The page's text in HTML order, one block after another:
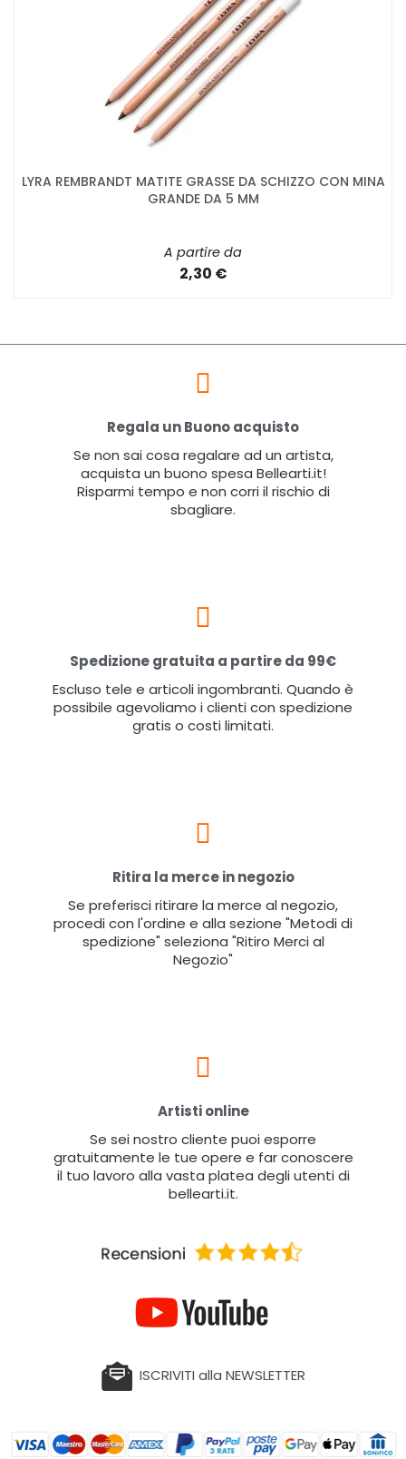
LYRA REMBRANDT MATITE GRASSE DA SCHIZZO CON MINA
GRANDE DA 5 MM
A partire da
2,30 €
Regala un Buono acquisto
Se non sai cosa regalare ad un artista,
acquista un buono spesa Bellearti.it!
Risparmi tempo e non corri il rischio di
sbagliare.
Spedizione gratuita a partire da 99€
Escluso tele e articoli ingombranti. Quando è
possibile agevoliamo i clienti con spedizione
gratis o costi limitati.
Ritira la merce in negozio
Se preferisci ritirare la merce al negozio,
procedi con l'ordine e alla sezione "Metodi di
spedizione" seleziona "Ritiro Merci al
Negozio"
Artisti online
Se sei nostro cliente puoi esporre
gratuitamente le tue opere e far conoscere
il tuo lavoro alla vasta platea degli utenti di
bellearti.it.
ISCRIVITI alla NEWSLETTER